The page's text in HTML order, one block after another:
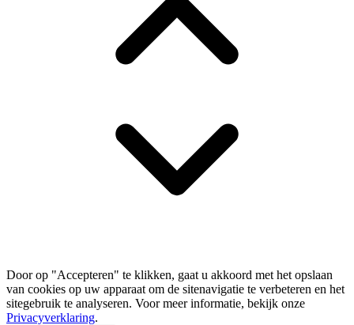
Door op "Accepteren" te klikken, gaat u akkoord met het opslaan
van cookies op uw apparaat om de sitenavigatie te verbeteren en het
sitegebruik te analyseren. Voor meer informatie, bekijk onze
Privacyverklaring.